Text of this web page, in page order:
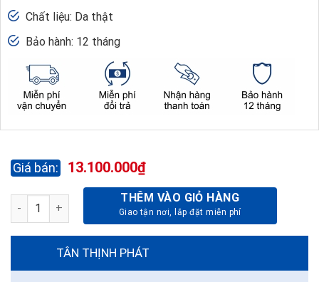
Chất liệu: Da thật
Bảo hành: 12 tháng
13.100.000₫
SOFA GIA ĐÌNH SF511-1 - DA-THẬT số lượng
THÊM VÀO GIỎ HÀNG
TÂN THỊNH PHÁT